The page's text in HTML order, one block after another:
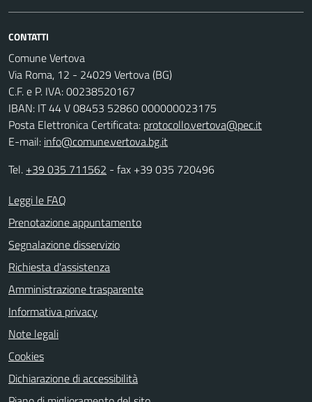
CONTATTI
Comune Vertova
Via Roma, 12 - 24029 Vertova (BG)
C.F. e P. IVA: 00238520167
IBAN: IT 44 V 08453 52860 000000023175
Posta Elettronica Certificata: protocollo.vertova@pec.it
E-mail: info@comune.vertova.bg.it
Tel. +39 035 711562 - fax +39 035 720496
Leggi le FAQ
Prenotazione appuntamento
Segnalazione disservizio
Richiesta d'assistenza
Amministrazione trasparente
Informativa privacy
Note legali
Cookies
Dichiarazione di accessibilità